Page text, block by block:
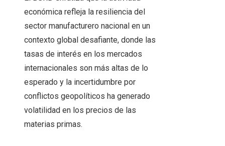
económica refleja la resiliencia del
sector manufacturero nacional en un
contexto global desafiante, donde las
tasas de interés en los mercados
internacionales son más altas de lo
esperado y la incertidumbre por
conflictos geopolíticos ha generado
volatilidad en los precios de las
materias primas.